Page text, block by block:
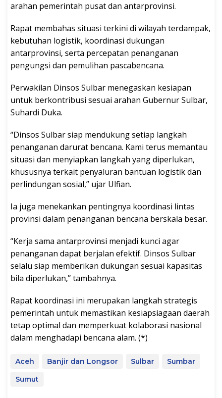
arahan pemerintah pusat dan antarprovinsi.
Rapat membahas situasi terkini di wilayah terdampak,
kebutuhan logistik, koordinasi dukungan
antarprovinsi, serta percepatan penanganan
pengungsi dan pemulihan pascabencana.
Perwakilan Dinsos Sulbar menegaskan kesiapan
untuk berkontribusi sesuai arahan Gubernur Sulbar,
Suhardi Duka.
“Dinsos Sulbar siap mendukung setiap langkah
penanganan darurat bencana. Kami terus memantau
situasi dan menyiapkan langkah yang diperlukan,
khususnya terkait penyaluran bantuan logistik dan
perlindungan sosial,” ujar Ulfian.
Ia juga menekankan pentingnya koordinasi lintas
provinsi dalam penanganan bencana berskala besar.
“Kerja sama antarprovinsi menjadi kunci agar
penanganan dapat berjalan efektif. Dinsos Sulbar
selalu siap memberikan dukungan sesuai kapasitas
bila diperlukan,” tambahnya.
Rapat koordinasi ini merupakan langkah strategis
pemerintah untuk memastikan kesiapsiagaan daerah
tetap optimal dan memperkuat kolaborasi nasional
dalam menghadapi bencana alam. (*)
Aceh Banjir dan Longsor Sulbar
Sumbar
Sumut